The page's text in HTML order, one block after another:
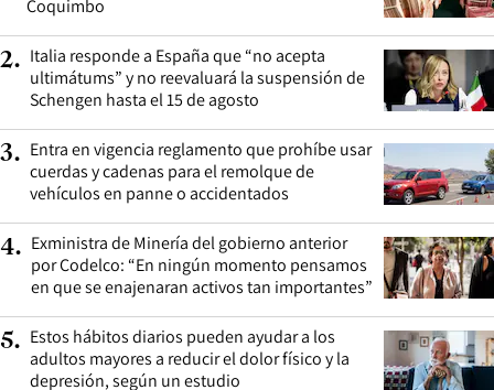
Coquimbo
2. Italia responde a España que “no acepta
ultimátums” y no reevaluará la suspensión de
Schengen hasta el 15 de agosto
3. Entra en vigencia reglamento que prohíbe usar
cuerdas y cadenas para el remolque de
vehículos en panne o accidentados
4. Exministra de Minería del gobierno anterior
por Codelco: “En ningún momento pensamos
en que se enajenaran activos tan importantes”
5. Estos hábitos diarios pueden ayudar a los
adultos mayores a reducir el dolor físico y la
depresión, según un estudio